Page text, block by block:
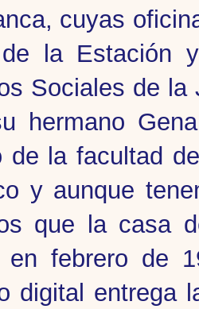
cuyas
la Estación
Sociales de
hermano
de la facultad
y aunque
que la casa
en febrero de
digital entrega